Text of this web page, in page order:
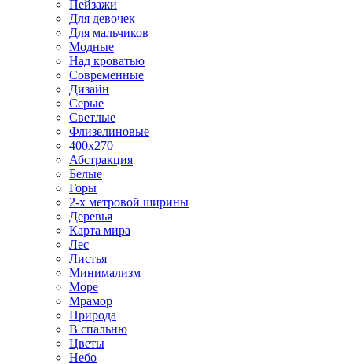
Пейзажи
Для девочек
Для мальчиков
Модные
Над кроватью
Современные
Дизайн
Серые
Светлые
Флизелиновые
400х270
Абстракция
Белые
Горы
2-х метровой ширины
Деревья
Карта мира
Лес
Листья
Минимализм
Море
Мрамор
Природа
В спальню
Цветы
Небо